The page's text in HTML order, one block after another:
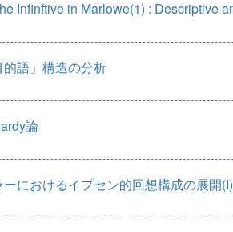
Infinftive in Marlowe(1) : Descriptive
語」構造の分析
論
におけるイプセン的回想構成の展開(I)